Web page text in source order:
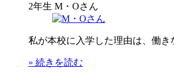
2年生 M・Oさん
私が本校に入学した理由は、働
» 続きを読む